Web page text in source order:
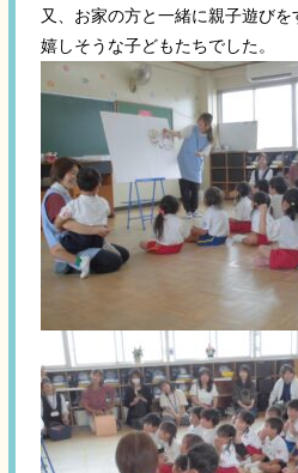
又、お家の方と一緒に親子遊び
嬉しそうな子どもたちでした。